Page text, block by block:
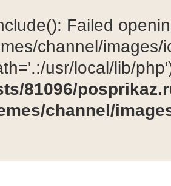
Failed
channel/images/
usr/local/lib/
81096/
channel/